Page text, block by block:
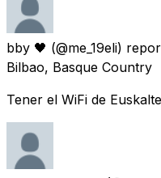
bby 🖤 (@me_19eli)
Bilbao, Basque Country
Tener el WiFi de